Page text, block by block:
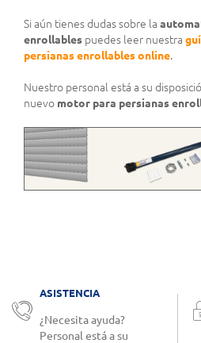
Si aún tienes dudas sobre la
enrollables puedes leer nuestra
persianas enrollables online.
Nuestro personal está a su
nuevo motor para persianas
ASISTENCIA
¿Necesita ayuda?
Personal está a su